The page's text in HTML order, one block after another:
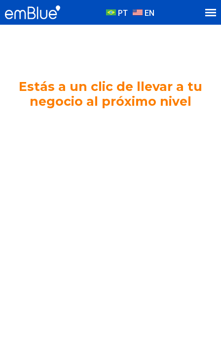
PT EN
Estás a un clic de llevar a tu
negocio al próximo nivel